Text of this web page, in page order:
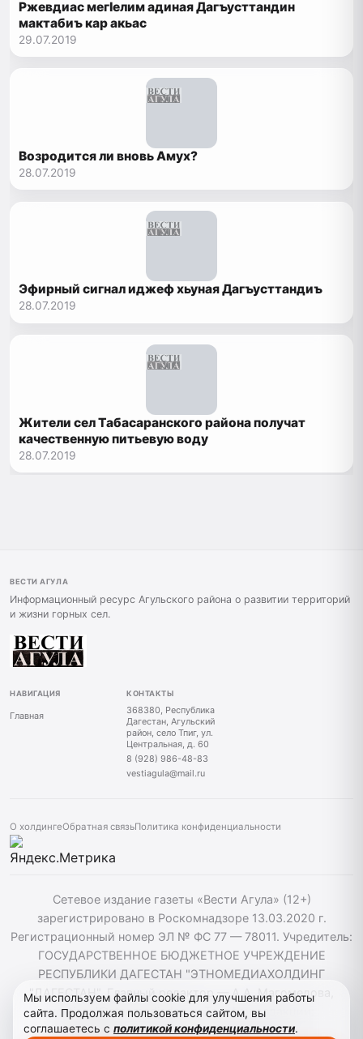
Ржевдиас мегIелим адиная Дагъусттандин
мактабиъ кар акьас
29.07.2019
Возродится ли вновь Амух?
28.07.2019
Эфирный сигнал иджеф хьуная Дагъусттандиъ
28.07.2019
Жители сел Табасаранского района получат
качественную питьевую воду
28.07.2019
ВЕСТИ АГУЛА
Информационный ресурс Агульского района о развитии территорий
и жизни горных сел.
НАВИГАЦИЯ
Главная
КОНТАКТЫ
368380, Республика
Дагестан, Агульский
район, село Тпиг, ул.
Центральная, д. 60
8 (928) 986-48-83
vestiagula@mail.ru
О холдингеОбратная связьПолитика конфиденциальности
Сетевое издание газеты «Вести Агула» (12+)
зарегистрировано в Роскомнадзоре 13.03.2020 г.
Регистрационный номер ЭЛ № ФС 77 — 78011. Учредитель:
ГОСУДАРСТВЕННОЕ БЮДЖЕТНОЕ УЧРЕЖДЕНИЕ
РЕСПУБЛИКИ ДАГЕСТАН "ЭТНОМЕДИАХОЛДИНГ
"ДАГЕСТАН". Главный редактор — А.А. Магомедова,
vestiagul@etnomediadag.ru Телефон редакции:
+79898808732 Телефон: +79289864883. При
Мы используем файлы cookie для улучшения работы
сайта. Продолжая пользоваться сайтом, вы
соглашаетесь с политикой конфиденциальности.